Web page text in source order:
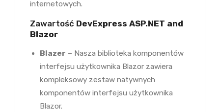
internetowych.
Zawartość DevExpress ASP.NET and
Blazor
Blazer – Nasza biblioteka komponentów
interfejsu użytkownika Blazor zawiera
kompleksowy zestaw natywnych
komponentów interfejsu użytkownika
Blazor.